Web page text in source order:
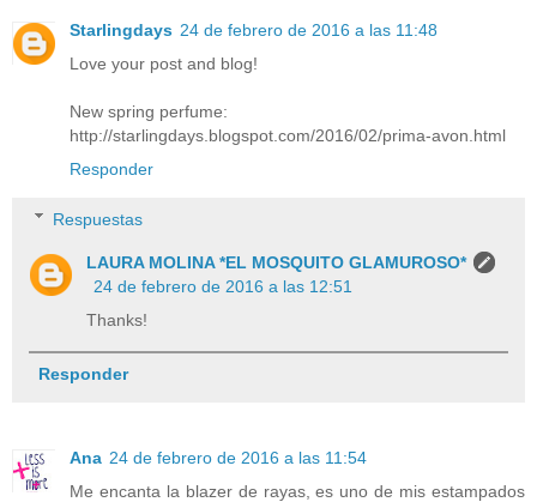
Starlingdays 24 de febrero de 2016 a las 11:48
Love your post and blog!
New spring perfume:
http://starlingdays.blogspot.com/2016/02/prima-avon.html
Responder
Respuestas
LAURA MOLINA *EL MOSQUITO GLAMUROSO*
24 de febrero de 2016 a las 12:51
Thanks!
Responder
Ana 24 de febrero de 2016 a las 11:54
Me encanta la blazer de rayas, es uno de mis estampados